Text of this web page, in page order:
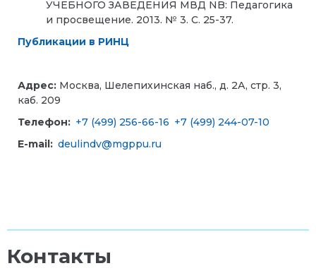
УЧЕБНОГО ЗАВЕДЕНИЯ МВД NB: Педагогика
и просвещение. 2013. № 3. С. 25-37.
Публикации в РИНЦ
Адрес: Москва, Шелепихинская наб., д. 2А, стр. 3,
каб. 209
Телефон: +7 (499) 256-66-16 +7 (499) 244-07-10
E-mail: deulindv@mgppu.ru
Контакты